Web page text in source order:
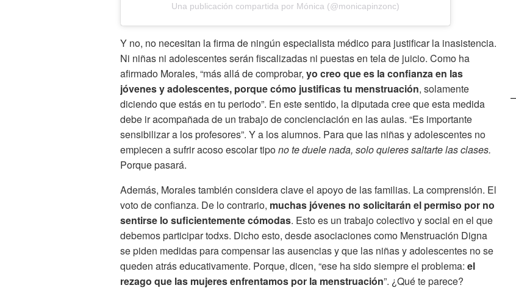
Una publicación compartida por Mónica (@monicapinzonc)
Y no, no necesitan la firma de ningún especialista médico para justificar la inasistencia.
Ni niñas ni adolescentes serán fiscalizadas ni puestas en tela de juicio. Como ha
afirmado Morales, “más allá de comprobar, yo creo que es la confianza en las
jóvenes y adolescentes, porque cómo justificas tu menstruación, solamente
diciendo que estás en tu periodo”. En este sentido, la diputada cree que esta medida
debe ir acompañada de un trabajo de concienciación en las aulas. “Es importante
sensibilizar a los profesores”. Y a los alumnos. Para que las niñas y adolescentes no
empiecen a sufrir acoso escolar tipono te duele nada, solo quieres saltarte las clases.
Porque pasará.
Además, Morales también considera clave el apoyo de las familias. La comprensión. El
voto de confianza. De lo contrario, muchas jóvenes no solicitarán el permiso por no
sentirse lo suficientemente cómodas. Esto es un trabajo colectivo y social en el que
debemos participar todxs. Dicho esto, desde asociaciones como Menstruación Digna
se piden medidas para compensar las ausencias y que las niñas y adolescentes no se
queden atrás educativamente. Porque, dicen, “ese ha sido siempre el problema: el
rezago que las mujeres enfrentamos por la menstruación”. ¿Qué te parece?